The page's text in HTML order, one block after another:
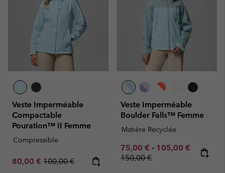
Veste Imperméable
Compactable
Pouration™ II Femme
Compressible
Sale price:
80,00 € Regular price:
100,00 €
Veste Imperméable
Boulder Falls™ Femme
Matière Recyclée
Minimum sale price:
75,00 € - Maximum sale
105,00 € Regular
150,00 €